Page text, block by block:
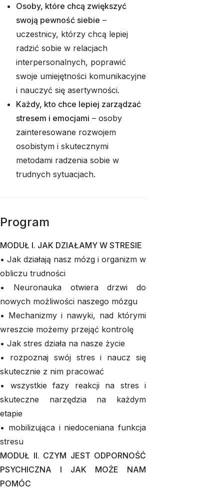
Osoby, które chcą zwiększyć
swoją pewność siebie –
uczestnicy, którzy chcą lepiej
radzić sobie w relacjach
interpersonalnych, poprawić
swoje umiejętności komunikacyjne
i nauczyć się asertywności.
Każdy, kto chce lepiej zarządzać
stresem i emocjami – osoby
zainteresowane rozwojem
osobistym i skutecznymi
metodami radzenia sobie w
trudnych sytuacjach.
Program
MODUŁ I. JAK DZIAŁAMY W STRESIE
• Jak działają nasz mózg i organizm w
obliczu trudności
• Neuronauka otwiera drzwi do
nowych możliwości naszego mózgu
• Mechanizmy i nawyki, nad którymi
wreszcie możemy przejąć kontrolę
• Jak stres działa na nasze życie
• rozpoznaj swój stres i naucz się
skutecznie z nim pracować
• wszystkie fazy reakcji na stres i
skuteczne narzędzia na każdym
etapie
• mobilizująca i niedoceniana funkcja
stresu
MODUŁ II. CZYM JEST ODPORNOŚĆ
PSYCHICZNA I JAK MOŻE NAM
POMÓC